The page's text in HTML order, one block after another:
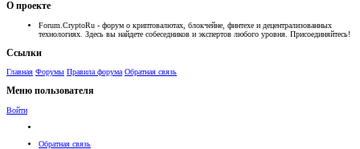
О проекте
Forum.CryptoRu - форум о криптовалютах, блокчейне, финтехе и децентрализованных
технологиях. Здесь вы найдете собеседников и экспертов любого уровня. Присоединяйтесь!
Ссылки
Главная Форумы Правила форума Обратная связь
Меню пользователя
Войти
Обратная связь